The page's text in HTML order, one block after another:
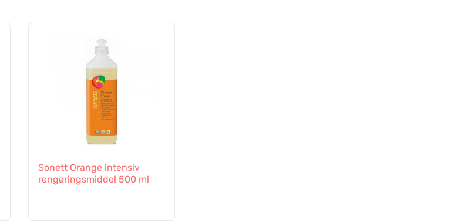
Sonett Orange intensiv
rengøringsmiddel 500 ml